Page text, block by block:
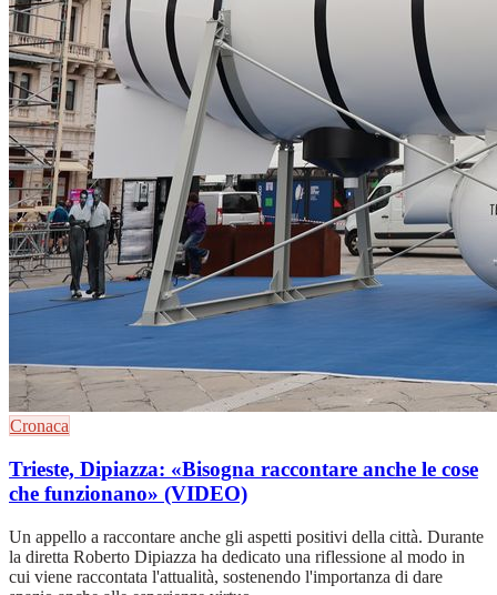
Cronaca
Trieste, Dipiazza: «Bisogna raccontare anche le cose
che funzionano» (VIDEO)
Un appello a raccontare anche gli aspetti positivi della città. Durante
la diretta Roberto Dipiazza ha dedicato una riflessione al modo in
cui viene raccontata l'attualità, sostenendo l'importanza di dare